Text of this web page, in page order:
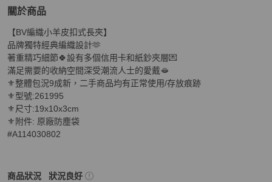
關於商品
關於BV編織小羊皮扣式長夾
【BV編織小羊皮扣式長夾】
品牌獨特經典編織設計🫶
著重精巧細節🍀設有多個信用卡和紙鈔夾層💌
滿足需要的收納空間深受潮流人士的愛戴🫦
⚜️整體包況9成新，二手商品均有正常使用/存放痕跡
⚜️型號:261995
⚜️尺寸:19x10x3cm
⚜️附件: 原廠防塵袋
#A114030802
商品狀況
Bottega Veneta女士錢包 / 小皮件
狀況良好